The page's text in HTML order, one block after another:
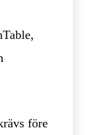
före